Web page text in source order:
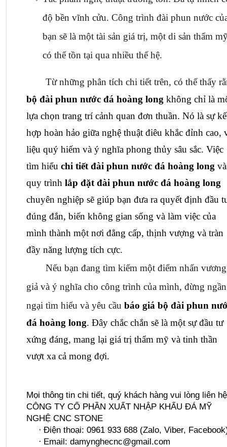
độ bền vĩnh cửu. Công trình đài phun nước
bạn sẽ là một tài sản giá trị, một di sản thẩm
có thể tồn tại qua nhiều thế hệ.
bộ đài phun nước đá hoàng long không chỉ là
lựa chọn trang trí cảnh quan đơn thuần. Nó là sự
hợp hoàn hảo giữa nghệ thuật điêu khắc đỉnh cao,
liệu quý hiếm và ý nghĩa phong thủy sâu sắc. Việc
tìm hiểu chi tiết đài phun nước đá hoàng long và
quy trình lắp đặt đài phun nước đá hoàng long
chuyên nghiệp sẽ giúp bạn đưa ra quyết định đầu
đúng đắn, biến không gian sống và làm việc của
mình thành một nơi đẳng cấp, thịnh vượng và tràn
đầy năng lượng tích cực.
Nếu bạn đang tìm kiếm một điểm nhấn vương
giả và ý nghĩa cho công trình của mình, đừng ngần
ngại tìm hiểu và yêu cầu báo giá bộ đài phun
đá hoàng long. Đây chắc chắn sẽ là một sự đầu tư
xứng đáng, mang lại giá trị thẩm mỹ và tinh thần
vượt xa cả mong đợi.
Mọi thông tin chi tiết, quý khách hàng vui lòng liên
CÔNG TY CỔ PHẦN XUẤT NHẬP KHẨU ĐÁ MỸ
NGHỆ CNC STONE
· Điện thoại: 0961 933 688 (Zalo, Viber,
· Email: damynghecnc@gmail.com